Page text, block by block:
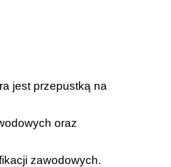
jest przepustką na
oraz
zawodowych.